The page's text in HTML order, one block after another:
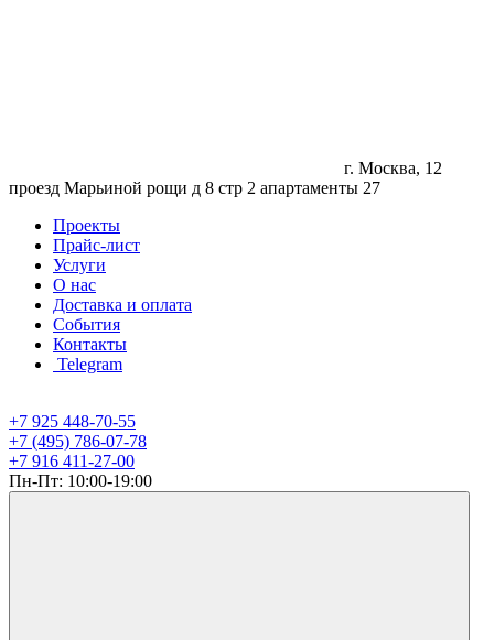
г. Москва, 12
проезд Марьиной рощи д 8 стр 2 апартаменты 27
Проекты
Прайс-лист
Услуги
О нас
Доставка и оплата
События
Контакты
Telegram
+7 925 448-70-55
+7 (495) 786-07-78
+7 916 411-27-00
Пн-Пт: 10:00-19:00